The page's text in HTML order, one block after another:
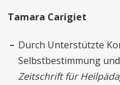
Tamara Carigiet
Durch Unterstützte
Selbstbestimmung
Zeitschrift für